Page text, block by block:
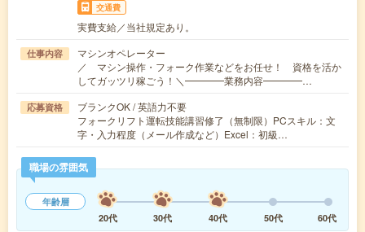
交通費
実費支給／当社規定あり。
仕事内容
マシンオペレーター
／ マシン操作・フォーク作業などをお任せ！ 資格を活か
してガッツリ稼ごう！＼━━━━業務内容━━━━…
応募資格
ブランクOK / 英語力不要
フォークリフト運転技能講習修了（無制限）PCスキル：文
字・入力程度（メール作成など）Excel：初級…
職場の雰囲気
年齢層
20代
30代 40代 50代 60代